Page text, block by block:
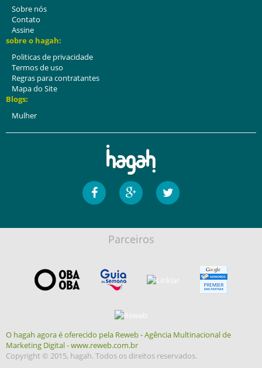
Sobre nós
Contato
Assine
sobre o hagah:
Politicas de privacidade
Termos de uso
Regras para contratantes
Mapa do Site
Blogs:
Mulher
Parceiros
O hagah agora é oferecido pela Reweb - Agência Multinacional de
Marketing Digital - www.reweb.com.br
Copyright © 2015, hagah. Todos os direitos reservados.